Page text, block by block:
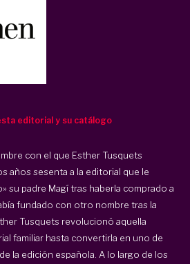
editorial y su catálogo
con el que Esther Tusquets
años sesenta a la editorial que le
su padre Magí tras haberla comprado a
fundado con otro nombre tras la
Tusquets revolucionó aquella
familiar hasta convertirla en uno de
la edición española. A lo largo de los